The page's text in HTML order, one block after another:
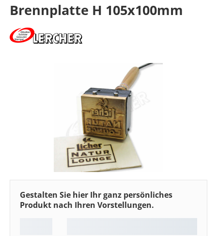
Brennplatte H 105x100mm
Gestalten Sie hier Ihr ganz persönliches
Produkt nach Ihren Vorstellungen.